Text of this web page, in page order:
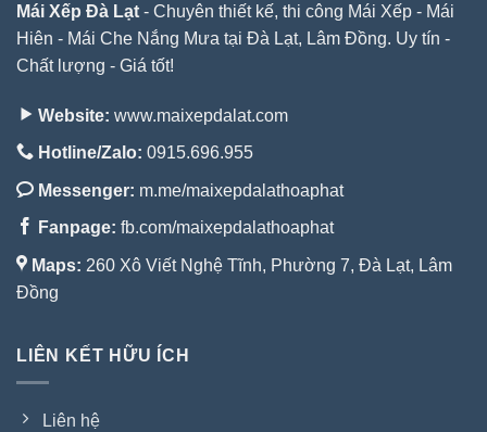
Mái Xếp Đà Lạt - Chuyên thiết kế, thi công Mái Xếp - Mái
Hiên - Mái Che Nắng Mưa tại Đà Lạt, Lâm Đồng. Uy tín -
Chất lượng - Giá tốt!
Website: www.maixepdalat.com
Hotline/Zalo: 0915.696.955
Messenger: m.me/maixepdalathoaphat
Fanpage: fb.com/maixepdalathoaphat
Maps: 260 Xô Viết Nghệ Tĩnh, Phường 7, Đà Lạt, Lâm
Đồng
LIÊN KẾT HỮU ÍCH
Liên hệ